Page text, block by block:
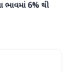
ભાવમાં 6% થી